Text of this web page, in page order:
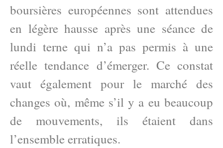
boursières européennes sont attendues
en légère hausse après une séance de
lundi terne qui n’a pas permis à une
réelle tendance d’émerger. Ce constat
vaut également pour le marché des
changes où, même s’il y a eu beaucoup
de mouvements, ils étaient dans
l’ensemble erratiques.